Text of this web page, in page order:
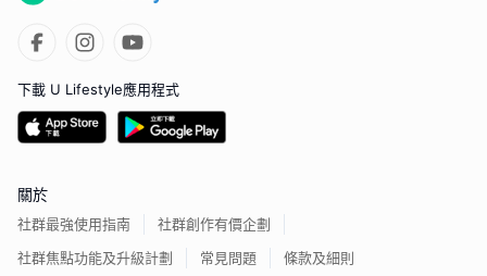
下載 U Lifestyle應用程式
關於
社群最強使用指南
社群創作有價企劃
社群焦點功能及升級計劃
常見問題 條款及細則